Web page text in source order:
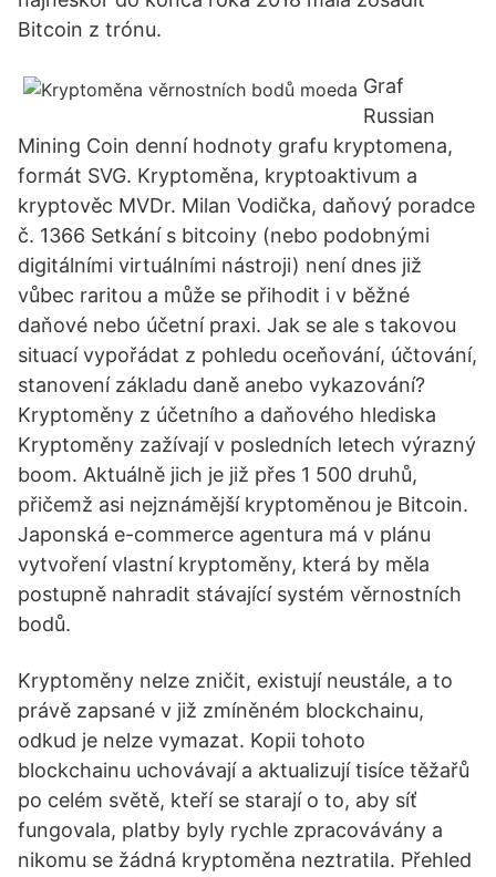
Bitcoin z trónu.
Graf
Russian
Mining Coin denní hodnoty grafu kryptomena,
formát SVG. Kryptoměna, kryptoaktivum a
kryptověc MVDr. Milan Vodička, daňový poradce
č. 1366 Setkání s bitcoiny (nebo podobnými
digitálními virtuálními nástroji) není dnes již
vůbec raritou a může se přihodit i v běžné
daňové nebo účetní praxi. Jak se ale s takovou
situací vypořádat z pohledu oceňování, účtování,
stanovení základu daně anebo vykazování?
Kryptoměny z účetního a daňového hlediska
Kryptoměny zažívají v posledních letech výrazný
boom. Aktuálně jich je již přes 1 500 druhů,
přičemž asi nejznámější kryptoměnou je Bitcoin.
Japonská e-commerce agentura má v plánu
vytvoření vlastní kryptoměny, která by měla
postupně nahradit stávající systém věrnostních
bodů.
Kryptoměny nelze zničit, existují neustále, a to
právě zapsané v již zmíněném blockchainu,
odkud je nelze vymazat. Kopii tohoto
blockchainu uchovávají a aktualizují tisíce těžařů
po celém světě, kteří se starají o to, aby síť
fungovala, platby byly rychle zpracovávány a
nikomu se žádná kryptoměna neztratila. Přehled